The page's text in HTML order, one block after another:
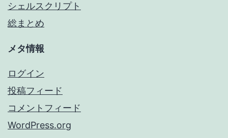
シェルスクリプト
総まとめ
メタ情報
ログイン
投稿フィード
コメントフィード
WordPress.org